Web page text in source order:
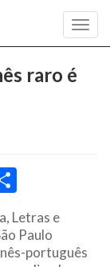
raro é
Letras e
Paulo
português